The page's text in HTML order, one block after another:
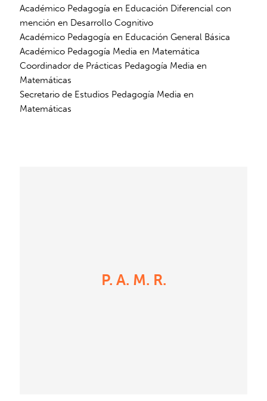
Académico Pedagogía en Educación Diferencial con
mención en Desarrollo Cognitivo
Académico Pedagogía en Educación General Básica
Académico Pedagogía Media en Matemática
Coordinador de Prácticas Pedagogía Media en
Matemáticas
Secretario de Estudios Pedagogía Media en
Matemáticas
P. A. M. R.